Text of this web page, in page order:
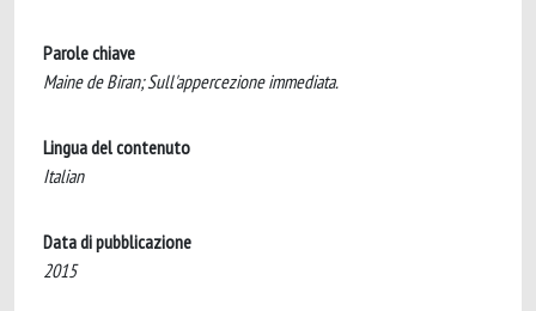
Parole chiave
Maine de Biran; Sull'appercezione immediata.
Lingua del contenuto
Italian
Data di pubblicazione
2015